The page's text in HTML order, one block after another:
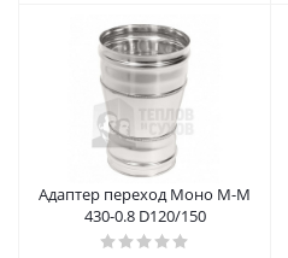
Адаптер переход Моно М-М
430-0.8 D120/150